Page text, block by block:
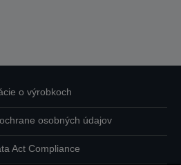
o výrobkoch
osobných údajov
Act Compliance